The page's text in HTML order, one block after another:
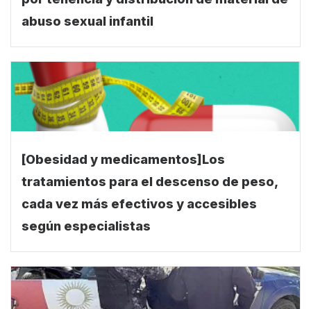
abuso sexual infantil
[Obesidad y medicamentos]Los
tratamientos para el descenso de peso,
cada vez más efectivos y accesibles
según especialistas